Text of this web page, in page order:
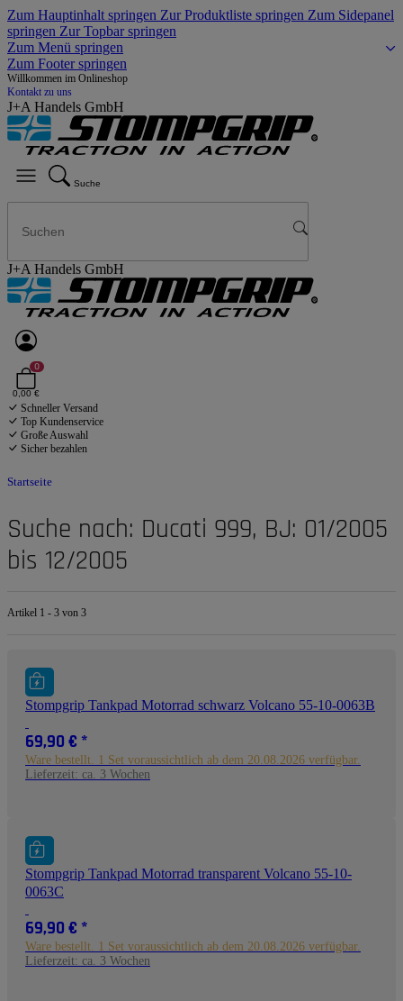
Zum Hauptinhalt springen Zur Produktliste springen Zum Sidepanel
springen Zur Topbar springen
Zum Menü springen
Zum Footer springen
Willkommen im Onlineshop
Kontakt zu uns
J+A Handels GmbH
Suche
J+A Handels GmbH
0
0,00 €
Schneller Versand
Top Kundenservice
Große Auswahl
Sicher bezahlen
Startseite
Suche nach: Ducati 999, BJ: 01/2005
bis 12/2005
Artikel 1 - 3 von 3
Stompgrip Tankpad Motorrad schwarz Volcano 55-10-0063B
69,90 € *
Ware bestellt. 1 Set voraussichtlich ab dem 20.08.2026 verfügbar.
Lieferzeit: ca. 3 Wochen
Stompgrip Tankpad Motorrad transparent Volcano 55-10-
0063C
69,90 € *
Ware bestellt. 1 Set voraussichtlich ab dem 20.08.2026 verfügbar.
Lieferzeit: ca. 3 Wochen